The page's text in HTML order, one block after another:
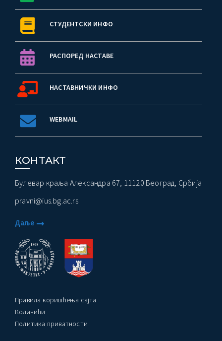
СТУДЕНТСКИ ИНФО
РАСПОРЕД НАСТАВЕ
НАСТАВНИЧКИ ИНФО
WEBMAIL
КОНТАКТ
Булевар краља Александра 67, 11120 Београд, Србија
pravni@ius.bg.ac.rs
Даље
Правила коришћења сајта
Колачићи
Политика приватности